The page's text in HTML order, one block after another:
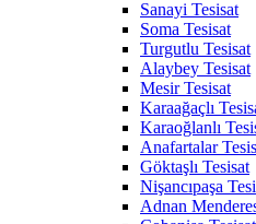
Sanayi Tesisat
Soma Tesisat
Turgutlu Tesisat
Alaybey Tesisat
Mesir Tesisat
Karaağaçlı
Karaoğlanlı
Anafartalar
Göktaşlı Tesisat
Nişancıpaşa
Adnan